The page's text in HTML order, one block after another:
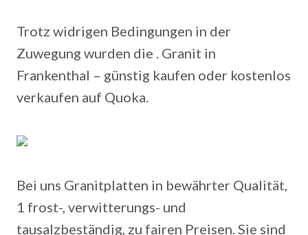
Trotz widrigen Bedingungen in der
Zuwegung wurden die . Granit in
Frankenthal – günstig kaufen oder kostenlos
verkaufen auf Quoka.
Bei uns Granitplatten in bewährter Qualität,
1 frost-, verwitterungs- und
tausalzbeständig, zu fairen Preisen. Sie sind